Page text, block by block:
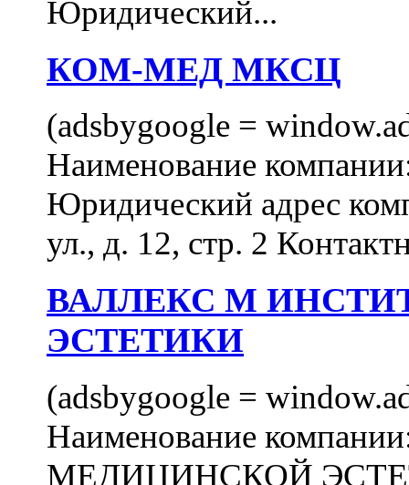
Юридический...
КОМ-МЕД МКСЦ
(adsbygoogle =
Наименование
Юридический адрес
ул., д. 12, стр. 2
ВАЛЛЕКС М
ЭСТЕТИКИ
(adsbygoogle =
Наименование
МЕДИЦИНСКОЙ